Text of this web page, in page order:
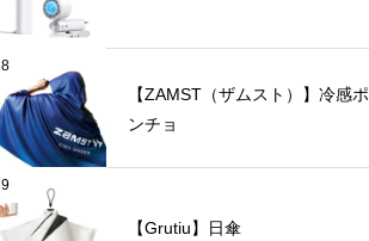
8
【ZAMST（ザムスト）】冷感ポ
ンチョ
9
【Grutiu】日傘